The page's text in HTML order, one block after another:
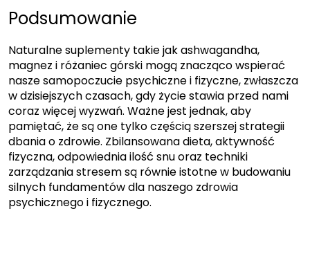
Podsumowanie
Naturalne suplementy takie jak ashwagandha,
magnez i różaniec górski mogą znacząco wspierać
nasze samopoczucie psychiczne i fizyczne, zwłaszcza
w dzisiejszych czasach, gdy życie stawia przed nami
coraz więcej wyzwań. Ważne jest jednak, aby
pamiętać, że są one tylko częścią szerszej strategii
dbania o zdrowie. Zbilansowana dieta, aktywność
fizyczna, odpowiednia ilość snu oraz techniki
zarządzania stresem są równie istotne w budowaniu
silnych fundamentów dla naszego zdrowia
psychicznego i fizycznego.